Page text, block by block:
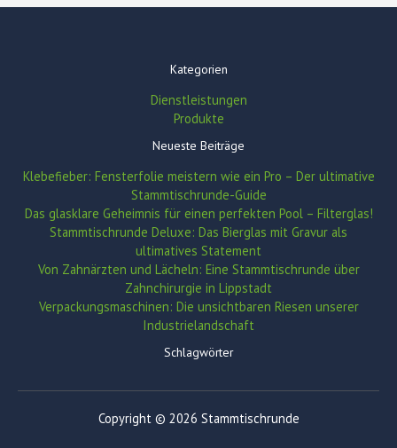
Kategorien
Dienstleistungen
Produkte
Neueste Beiträge
Klebefieber: Fensterfolie meistern wie ein Pro – Der ultimative
Stammtischrunde-Guide
Das glasklare Geheimnis für einen perfekten Pool – Filterglas!
Stammtischrunde Deluxe: Das Bierglas mit Gravur als
ultimatives Statement
Von Zahnärzten und Lächeln: Eine Stammtischrunde über
Zahnchirurgie in Lippstadt
Verpackungsmaschinen: Die unsichtbaren Riesen unserer
Industrielandschaft
Schlagwörter
Copyright © 2026 Stammtischrunde